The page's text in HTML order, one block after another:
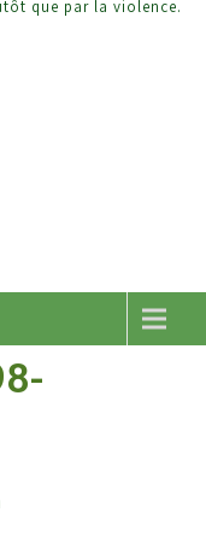
que par la violence.